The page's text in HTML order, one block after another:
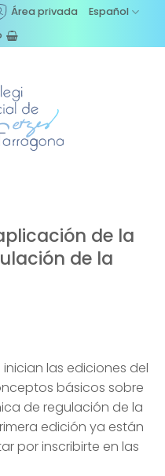
Área privada
Español
de la
de la
las ediciones del
básicos sobre
de regulación de la
edición ya están
por inscribirte en las